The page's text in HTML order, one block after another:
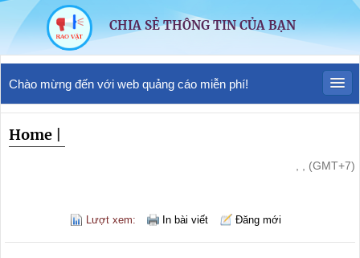
CHIA SẺ THÔNG TIN CỦA BẠN
Chào mừng đến với web quảng cáo miễn phí!
Home
, , (GMT+7)
Lượt xem: In bài viết Đăng mới